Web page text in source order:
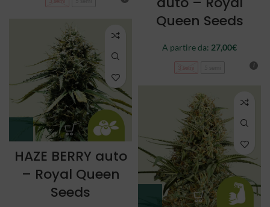
Queen Seeds
A partire da: 27,00€
3 semi
HAZE BERRY auto
– Royal Queen
Seeds